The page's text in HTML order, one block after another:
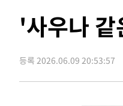
-30527초 전 > 여수 오동도
주 날씨]
-23772초 전 >축구협회 "압
-22289초 전 >[속보]'압수수
'사우나
등록 2026.06.09 20:53:57